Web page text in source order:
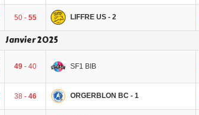
50 - 55 LIFFRE US - 2
Janvier 2025
49- 40 SF1 BIB
38 - 46 ORGERBLON BC - 1